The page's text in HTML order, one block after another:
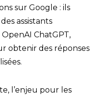
sur Google : ils
assistants
ChatGPT,
obtenir des réponses
l’enjeu pour les